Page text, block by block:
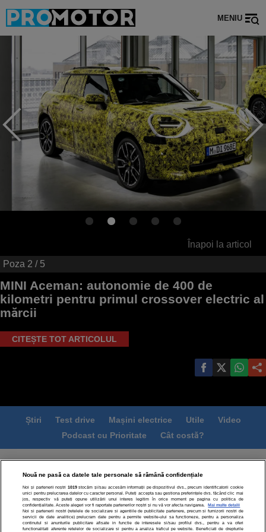
MENIU
Înapoi la articol
Poza 2 / 5
MINI Aceman: autonomie de 400 de
kilometri pentru primul crossover electric al
mărcii
CITEȘTE TOT ARTICOLUL
Știri Test drive Mașini electrice Utile
Video
Podcast cu Prioritate
Cât costă?
Termeni si conditii
Politica de confidentialitate
Politica de cookies
Echipa editorială
Modifică Setările
Nouă ne pasă ca datele tale personale să rămână confidențiale
Noi și partenerii noștri 1019stocăm și/sau accesăm informații pe dispozitivul dvs., precum identificatorii cookie
unici pentru prelucrarea datelor cu caracter personal. Puteți accepta sau gestiona preferințele dvs. făcând clic mai
jos, respectiv vă puteți opune utilizării unui interes legitim în orice moment pe pagina cu politica de
confidențialitate. Aceste alegeri vor fi raportate partenerilor noștri și nu vă vor afecta navigarea.
Mai multe detalii
Noi si partenerii nostri (retelele de socializare si agentiile de publicitate partenere, precum si furnizorii nostri de
servicii de date analitice) prelucram date pentru a permite website-ului sa functioneze, pentru a personaliza
continutul si anunturile publicitare afisate in functie de interesele si/sau profilul dvs., pentru a va oferi
functionalitati aferente retelelor de socializare si pentru a analiza traficul pe website. Beneficiati de drepturile